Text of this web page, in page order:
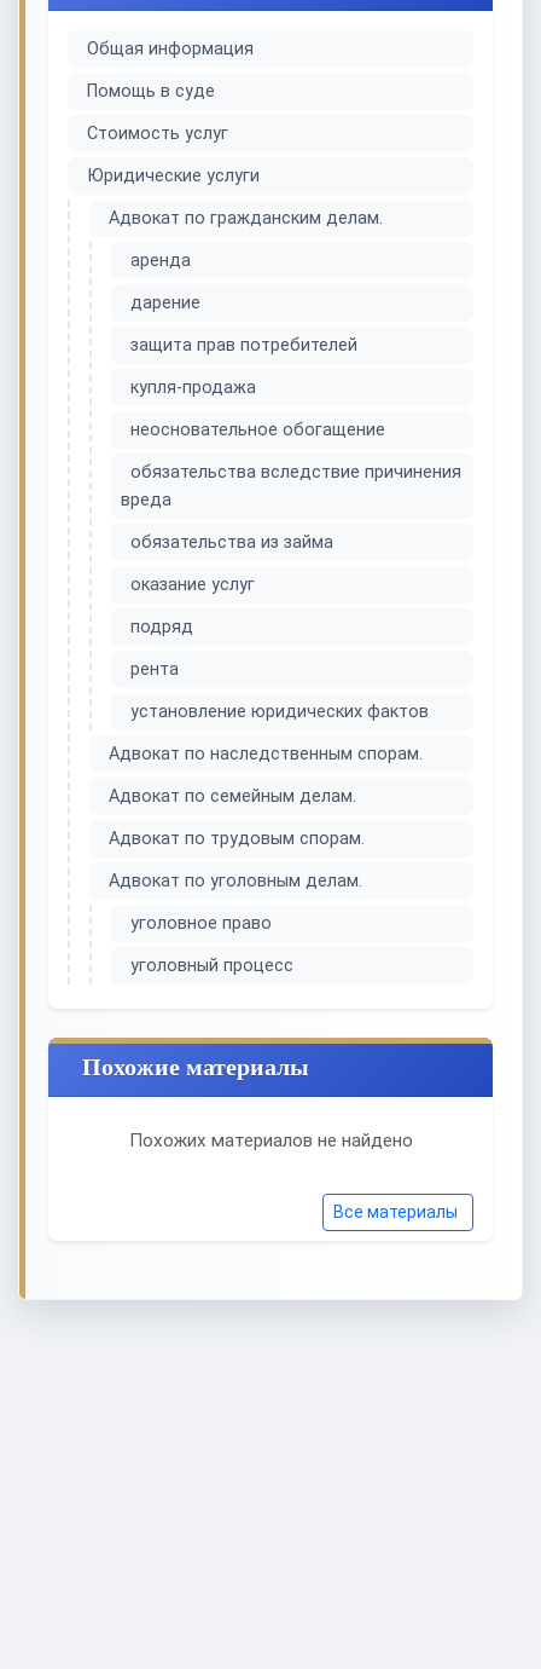
Общая информация
Помощь в суде
Стоимость услуг
Юридические услуги
Адвокат по гражданским делам.
аренда
дарение
защита прав потребителей
купля-продажа
неосновательное обогащение
обязательства вследствие причинения
вреда
обязательства из займа
оказание услуг
подряд
рента
установление юридических фактов
Адвокат по наследственным спорам.
Адвокат по семейным делам.
Адвокат по трудовым спорам.
Адвокат по уголовным делам.
уголовное право
уголовный процесс
Похожие материалы
Похожих материалов не найдено
Все материалы